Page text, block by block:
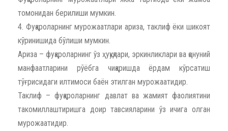
томонидан берилиши мумкин.
4. Фуқароларнинг мурожаатлари ариза, таклиф ёки шикоят
кўринишида бўлиши мумкин.
Ариза – фуқароларнинг ўз ҳуқуқлари, эркинликлари ва қонуний
манфаатларини рўёбга чиқаришда ёрдам кўрсатиш
тўғрисидаги илтимоси баён этилган мурожаатидир.
Таклиф – фуқароларнинг давлат ва жамият фаолиятини
такомиллаштиришга доир тавсияларини ўз ичига олган
мурожаатидир.